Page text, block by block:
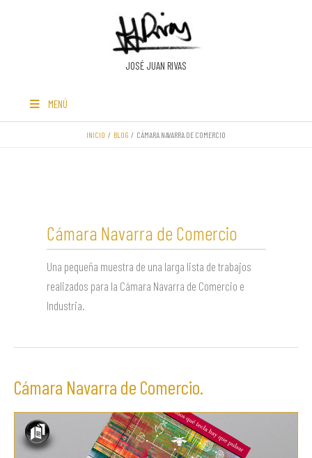
JOSÉ JUAN RIVAS
MENÚ
INICIO BLOG CÁMARA NAVARRA DE COMERCIO
Cámara Navarra de Comercio
Una pequeña muestra de una larga lista de trabajos
realizados para la Cámara Navarra de Comercio e
Industria.
Cámara Navarra de Comercio.
Cámara
Comercio.